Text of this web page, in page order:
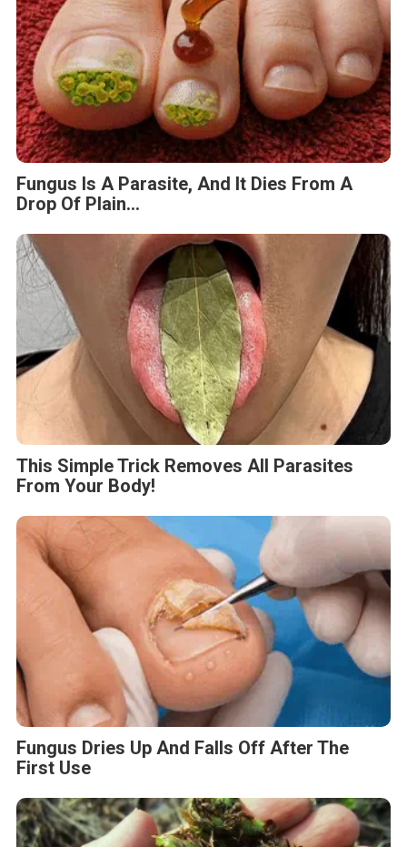
Fungus Is A Parasite, And It Dies From A
Drop Of Plain...
This Simple Trick Removes All Parasites
From Your Body!
Fungus Dries Up And Falls Off After The
First Use